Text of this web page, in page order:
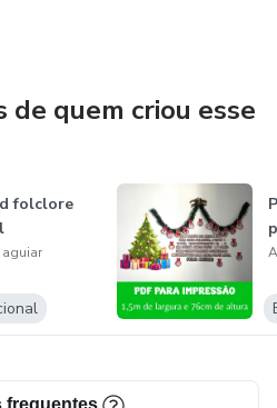
quem criou esse
folclore
frequentes